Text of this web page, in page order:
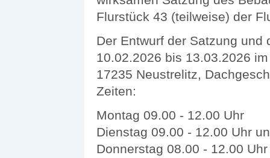
Flurstück 43 (teilweise) der
Der Entwurf der Satzung
10.02.2026 bis 13.03.2026
17235 Neustrelitz,
Zeiten:
Montag 09.00 - 12.00 Uhr
Dienstag 09.00 - 12.00 Uhr
Donnerstag 08.00 - 12.00